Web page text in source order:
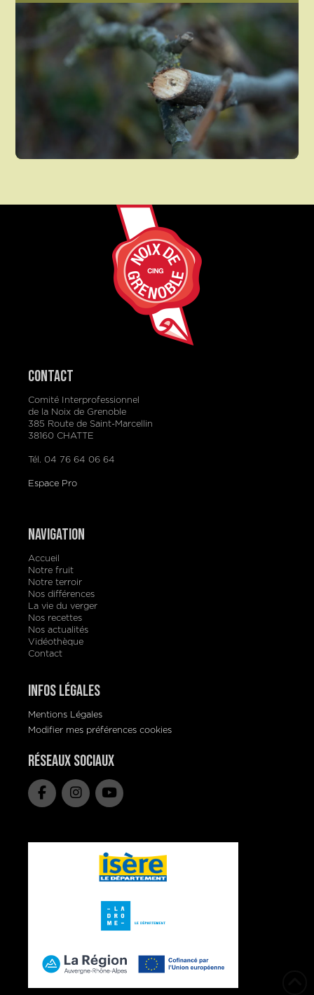
Contact
Comité Interprofessionnel
de la Noix de Grenoble
385 Route de Saint-Marcellin
38160 CHATTE
Tél. 04 76 64 06 64
Espace Pro
Navigation
Accueil
Notre fruit
Notre terroir
Nos différences
La vie du verger
Nos recettes
Nos actualités
Vidéothèque
Contact
Infos Légales
Mentions Légales
Modifier mes préférences cookies
Réseaux Sociaux